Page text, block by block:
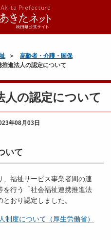
高齢者・介護・国保
推進法人の認定について
人の認定について
年08月03日
いて
福祉サービス事業者間の連
を行う「社会福祉連携推進法
おり認定しました。
制度について（厚生労働省）